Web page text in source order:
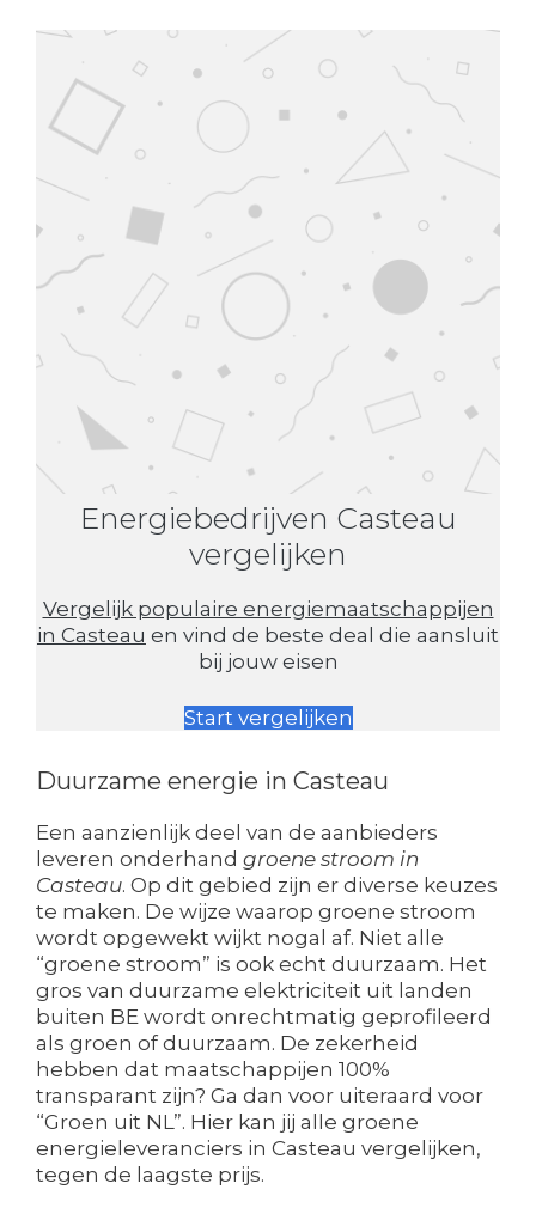
Energiebedrijven Casteau
vergelijken
Vergelijk populaire energiemaatschappijen
in Casteau en vind de beste deal die aansluit
bij jouw eisen
Start vergelijken
Duurzame energie in Casteau
Een aanzienlijk deel van de aanbieders
leveren onderhand groene stroom in
Casteau. Op dit gebied zijn er diverse keuzes
te maken. De wijze waarop groene stroom
wordt opgewekt wijkt nogal af. Niet alle
“groene stroom” is ook echt duurzaam. Het
gros van duurzame elektriciteit uit landen
buiten BE wordt onrechtmatig geprofileerd
als groen of duurzaam. De zekerheid
hebben dat maatschappijen 100%
transparant zijn? Ga dan voor uiteraard voor
“Groen uit NL”. Hier kan jij alle groene
energieleveranciers in Casteau vergelijken,
tegen de laagste prijs.